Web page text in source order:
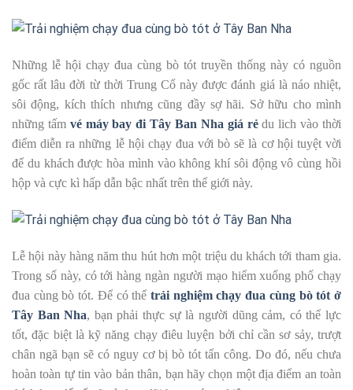
Những lễ hội chạy đua cùng bò tót truyền thống này có nguồn
gốc rất lâu đời từ thời Trung Cổ này được đánh giá là náo nhiệt,
sôi động, kích thích nhưng cũng đầy sợ hãi. Sở hữu cho mình
những tấm vé máy bay đi Tây Ban Nha giá rẻdu lich vào thời
điểm diễn ra những lễ hội chạy đua với bò sẽ là cơ hội tuyệt vời
để du khách được hòa mình vào không khí sôi động vô cùng hồi
hộp và cực kì hấp dẫn bậc nhất trên thế giới này.
Lễ hội này hàng năm thu hút hơn một triệu du khách tới tham gia.
Trong số này, có tới hàng ngàn người mạo hiểm xuống phố chạy
đua cùng bò tót. Để có thể trải nghiệm chạy đua cùng bò tót ở
Tây Ban Nha, bạn phải thực sự là người dũng cảm, có thể lực
tốt, đặc biệt là kỹ năng chạy điêu luyện bởi chỉ cần sơ sảy, trượt
chân ngã bạn sẽ có nguy cơ bị bò tót tấn công. Do đó, nếu chưa
hoàn toàn tự tin vào bản thân, bạn hãy chọn một địa điểm an toàn